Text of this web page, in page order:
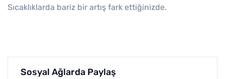
Sıcaklıklarda bariz bir artış fark ettiğinizde.
Sosyal Ağlarda Paylaş